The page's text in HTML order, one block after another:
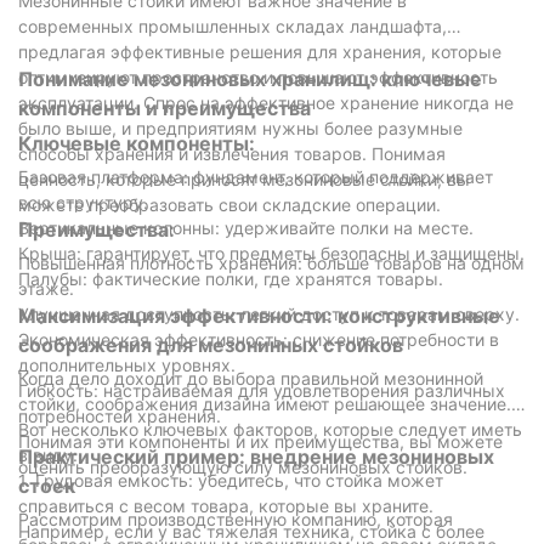
Контролировать и поддерживать : Как только ваша
система будет запущена, следите за ее
производительностью и поддерживайте ее по мере
необходимости. Регулярное техническое обслуживание
поможет обеспечить, чтобы балки оставались прочными и
стабильными с течением времени.
современных промышленных складах ландшафта,
предлагая эффективные решения для хранения, которые
оптимизируют пространство и повышают эффективность
эксплуатации. Спрос на эффективное хранение никогда не
было выше, и предприятиям нужны более разумные
способы хранения и извлечения товаров. Понимая
ценность, которые приносят мезониновые стойки, вы
можете преобразовать свои складские операции.
Понимание мезониновых хранилищ: ключевые
компоненты и преимущества
Ключевые компоненты:
Базовая платформа: фундамент, который поддерживает
всю структуру.
Вертикальные колонны: удерживайте полки на месте.
Крыша: гарантирует, что предметы безопасны и защищены.
Палубы: фактические полки, где хранятся товары.
Преимущества:
Повышенная плотность хранения: больше товаров на одном
этаже.
Улучшенная доступность: легкий доступ к товарам сверху.
Экономическая эффективность: снижение потребности в
дополнительных уровнях.
Гибкость: настраиваемая для удовлетворения различных
потребностей хранения.
Понимая эти компоненты и их преимущества, вы можете
оценить преобразующую силу мезониновых стойков.
Максимизация эффективности: конструктивные
соображения для мезонинных стойков
Когда дело доходит до выбора правильной мезонинной
стойки, соображения дизайна имеют решающее значение.
Вот несколько ключевых факторов, которые следует иметь
в виду:
1. Грудовая емкость: убедитесь, что стойка может
справиться с весом товара, которые вы храните.
Например, если у вас тяжелая техника, стойка с более
Практический пример: внедрение мезониновых
стоек
Рассмотрим производственную компанию, которая